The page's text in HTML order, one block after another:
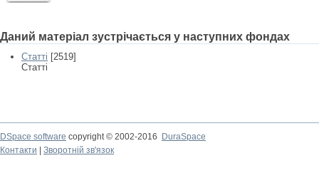
Даний матеріал зустрічається у наступних фондах
Статті [2519]
Статті
DSpace software copyright © 2002-2016
DuraSpace
Контакти
Зворотній зв'язок